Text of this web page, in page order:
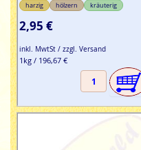
harzig hölzern kräuterig
2,95 €
inkl. MwtSt / zzgl. Versand
1kg / 196,67 €